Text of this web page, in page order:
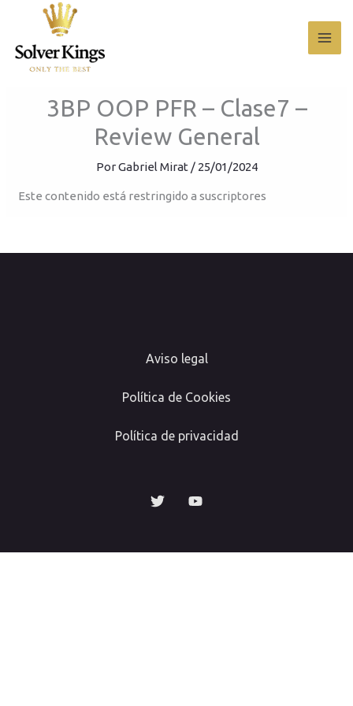
contenido
3BP OOP PFR – Clase7 –
Review General
PorGabriel Mirat / 25/01/2024
Este contenido está restringido a suscriptores
Aviso legal
Política de Cookies
Política de privacidad